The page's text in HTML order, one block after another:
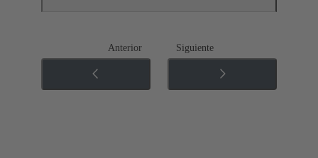
Anterior Siguiente